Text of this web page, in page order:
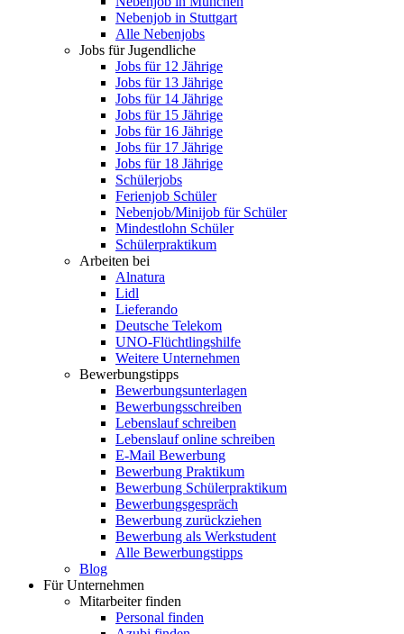
Nebenjob in Stuttgart
Alle Nebenjobs
Jobs für Jugendliche
Jobs für 12 Jährige
Jobs für 13 Jährige
Jobs für 14 Jährige
Jobs für 15 Jährige
Jobs für 16 Jährige
Jobs für 17 Jährige
Jobs für 18 Jährige
Schülerjobs
Ferienjob Schüler
Nebenjob/Minijob für Schüler
Mindestlohn Schüler
Schülerpraktikum
Arbeiten bei
Alnatura
Lidl
Lieferando
Deutsche Telekom
UNO-Flüchtlingshilfe
Weitere Unternehmen
Bewerbungstipps
Bewerbungsunterlagen
Bewerbungsschreiben
Lebenslauf schreiben
Lebenslauf online schreiben
E-Mail Bewerbung
Bewerbung Praktikum
Bewerbung Schülerpraktikum
Bewerbungsgespräch
Bewerbung zurückziehen
Bewerbung als Werkstudent
Alle Bewerbungstipps
Blog
Für Unternehmen
Mitarbeiter finden
Personal finden